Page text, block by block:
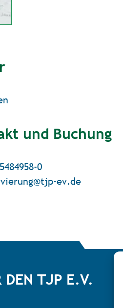
und Buchung
0
ev.de
DEN TJP E.V.